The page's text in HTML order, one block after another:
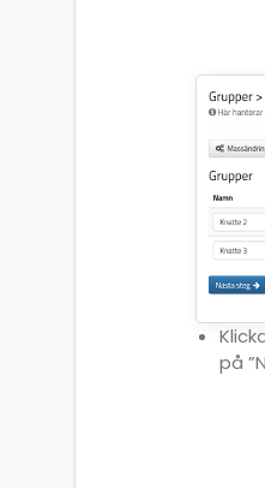
på